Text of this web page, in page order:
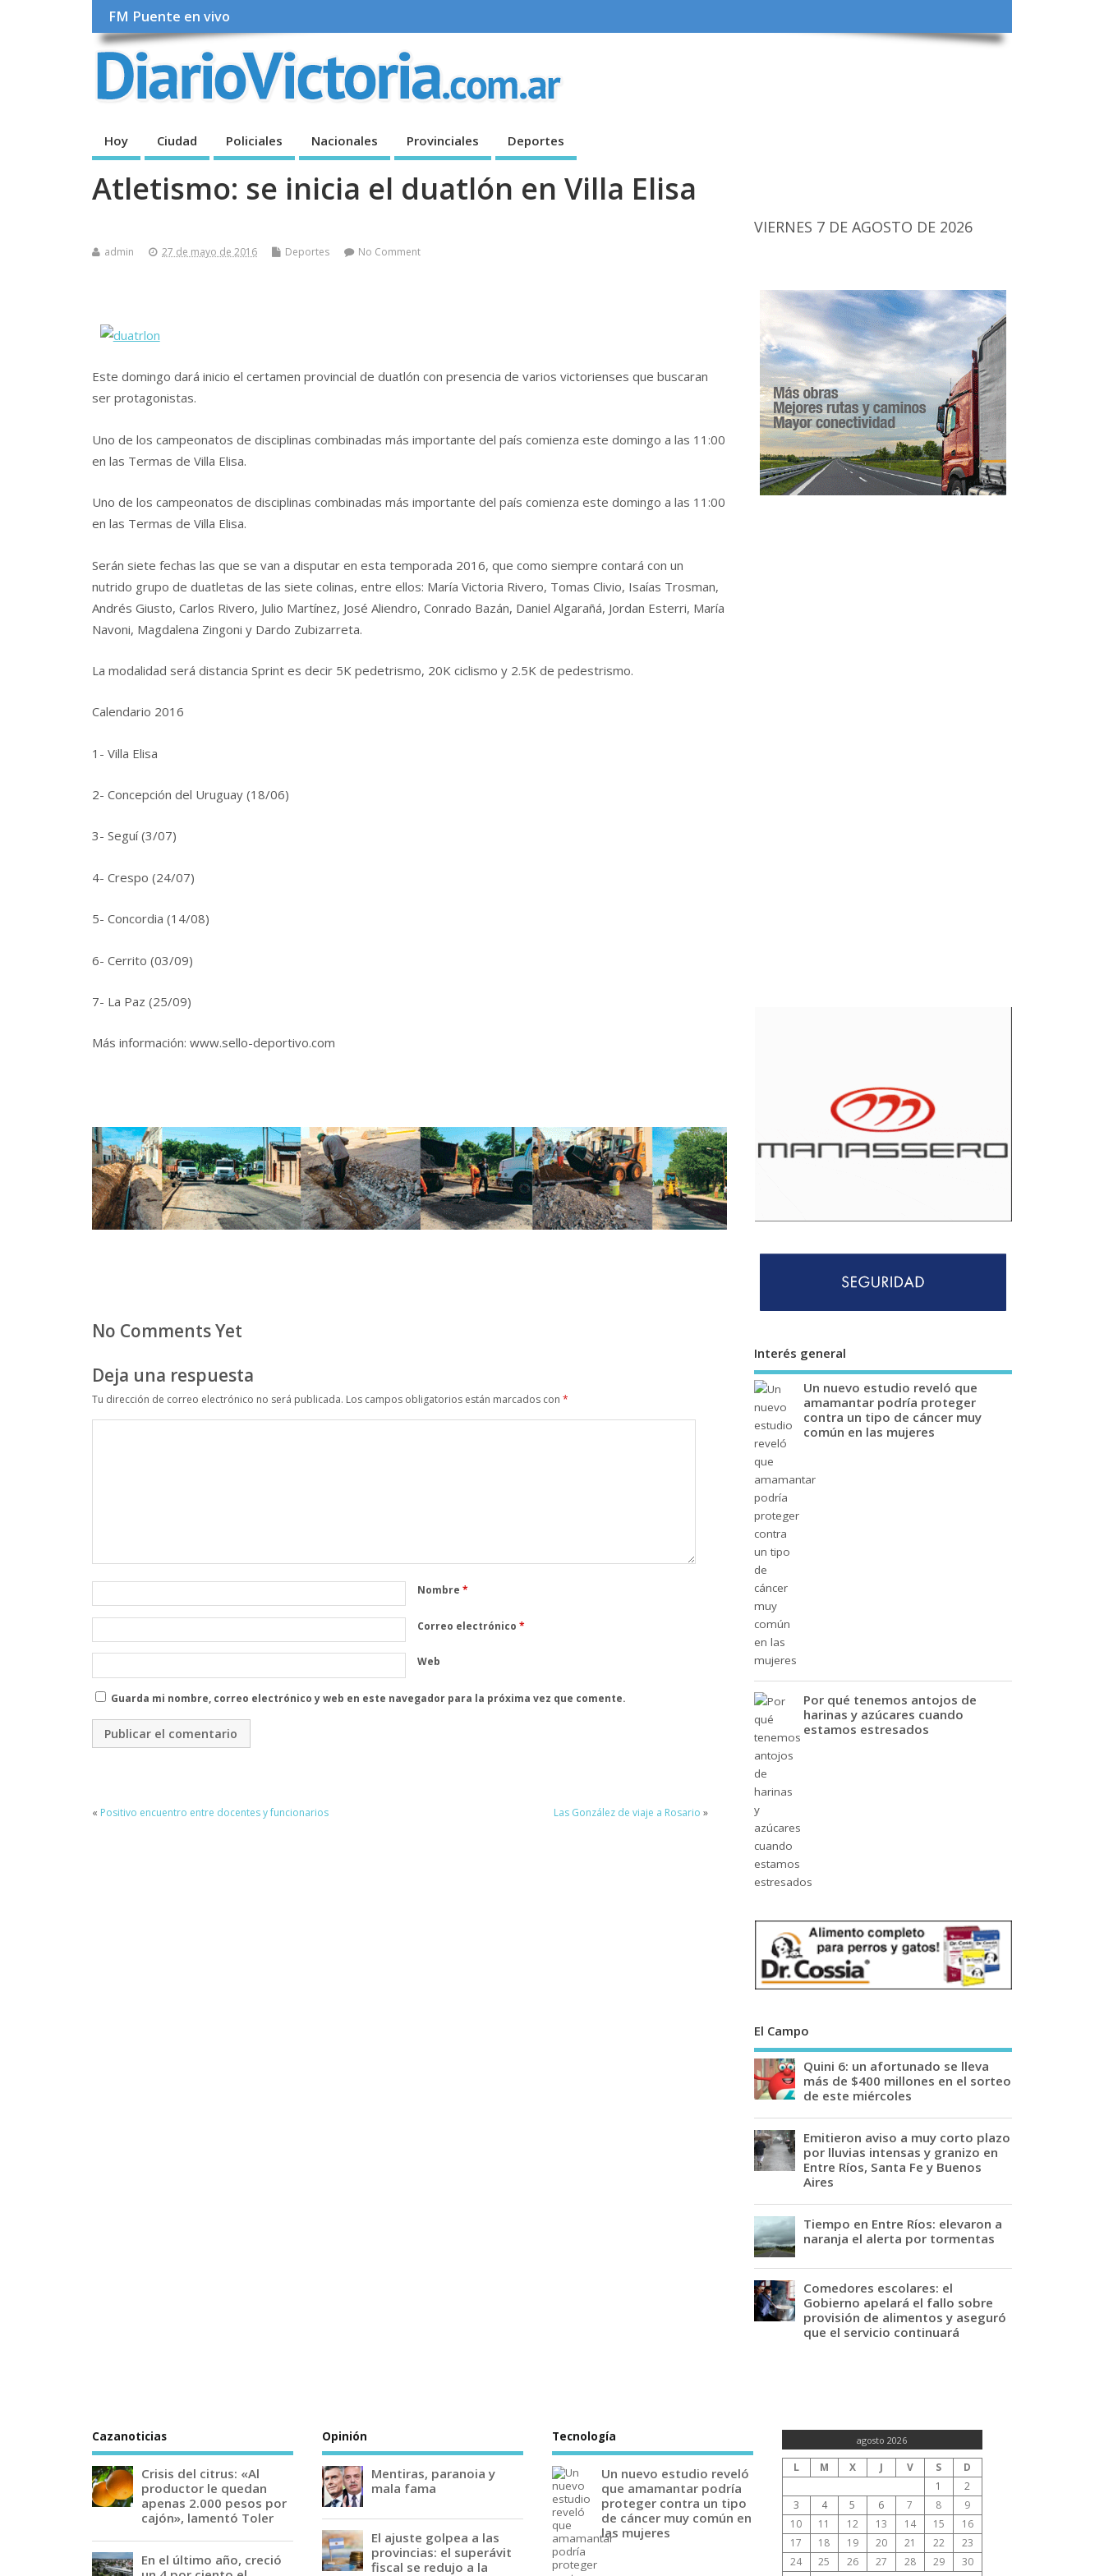
FM Puente en vivo
Hoy Ciudad Policiales Nacionales Provinciales Deportes
Atletismo: se inicia el duatlón en Villa Elisa
admin 27 de mayo de 2016 Deportes No Comment
Este domingo dará inicio el certamen provincial de duatlón con presencia de varios victorienses que buscaran
ser protagonistas.
Uno de los campeonatos de disciplinas combinadas más importante del país comienza este domingo a las 11:00
en las Termas de Villa Elisa.
Uno de los campeonatos de disciplinas combinadas más importante del país comienza este domingo a las 11:00
en las Termas de Villa Elisa.
Serán siete fechas las que se van a disputar en esta temporada 2016, que como siempre contará con un
nutrido grupo de duatletas de las siete colinas, entre ellos: María Victoria Rivero, Tomas Clivio, Isaías Trosman,
Andrés Giusto, Carlos Rivero, Julio Martínez, José Aliendro, Conrado Bazán, Daniel Algarañá, Jordan Esterri, María
Navoni, Magdalena Zingoni y Dardo Zubizarreta.
La modalidad será distancia Sprint es decir 5K pedetrismo, 20K ciclismo y 2.5K de pedestrismo.
Calendario 2016
1- Villa Elisa
2- Concepción del Uruguay (18/06)
3- Seguí (3/07)
4- Crespo (24/07)
5- Concordia (14/08)
6- Cerrito (03/09)
7- La Paz (25/09)
Más información: www.sello-deportivo.com
No Comments Yet
Deja una respuesta
Tu dirección de correo electrónico no será publicada. Los campos obligatorios están marcados con *
Nombre *
Correo electrónico *
Web
Guarda mi nombre, correo electrónico y web en este navegador para la próxima vez que comente.
« Positivo encuentro entre docentes y funcionarios Las González de viaje a Rosario »
VIERNES 7 DE AGOSTO DE 2026
Interés general
Un nuevo estudio reveló que
amamantar podría proteger
contra un tipo de cáncer muy
común en las mujeres
Por qué tenemos antojos de
harinas y azúcares cuando
estamos estresados
El Campo
Quini 6: un afortunado se lleva
más de $400 millones en el sorteo
de este miércoles
Emitieron aviso a muy corto plazo
por lluvias intensas y granizo en
Entre Ríos, Santa Fe y Buenos
Aires
Tiempo en Entre Ríos: elevaron a
naranja el alerta por tormentas
Comedores escolares: el
Gobierno apelará el fallo sobre
provisión de alimentos y aseguró
que el servicio continuará
Cazanoticias
Crisis del citrus: «Al
productor le quedan
apenas 2.000 pesos por
cajón», lamentó Toler
En el último año, creció
Opinión
Mentiras, paranoia y
mala fama
El ajuste golpea a las
provincias: el superávit
fiscal se redujo a la
Tecnología
Un nuevo estudio reveló
que amamantar podría
proteger contra un tipo
de cáncer muy común en
las mujeres
agosto 2026
L M X J V S
D
1
2
3
4 5 6 7 8
9
10
11 12 13 14 15
16
17
18 19 20 21 22
23
24
25 26 27 28 29
30